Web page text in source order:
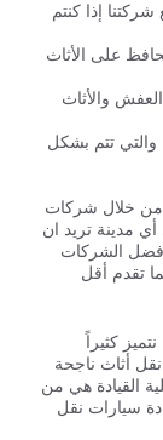
إذا كنتم
على الأثاث
والأثاث
والتي تتم بشكل
من خلال شركات
مدينة تريد ان
الشركات
تقدم أقل
كثيراً
أثاث ناجحة
القيادة هي من
سيارات نقل